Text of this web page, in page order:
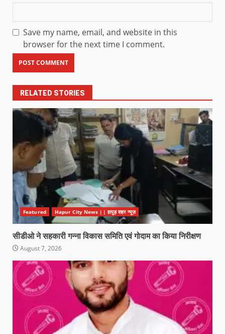
Save my name, email, and website in this
browser for the next time I comment.
RELATED STORIES
Featured Hapur City News || हापुड़ शहर न्यूज़
सीडीओ ने सहकारी गन्ना विकास समिति एवं गोदाम का किया निरीक्षण
August 7, 2026